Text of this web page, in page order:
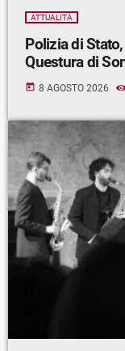
ATTUALITÀ
Polizia di
Questura di
today 8 AGOSTO 2026